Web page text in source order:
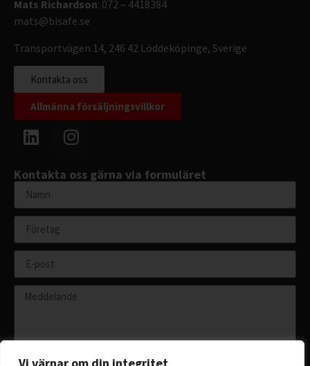
Mats Richardson: 072 – 4418384
mats@bisafe.se
Transportvägen 14, 246 42 Löddeköpinge, Sverige
Kontakta oss
Allmänna försäljningsvillkor
Kontakta oss gärna via formuläret